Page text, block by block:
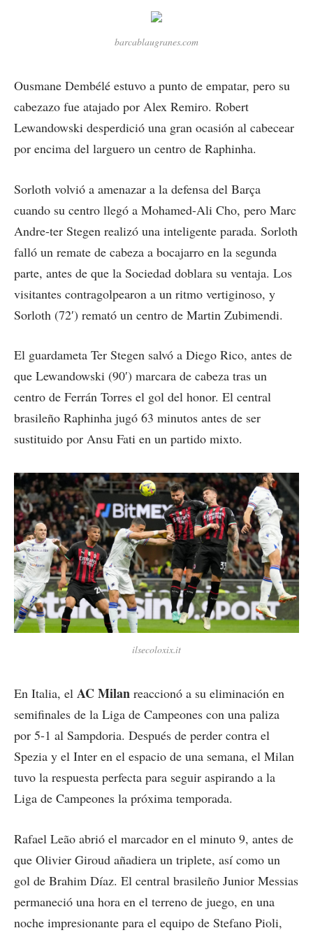
barcablaugranes.com
Ousmane Dembélé estuvo a punto de empatar, pero su
cabezazo fue atajado por Alex Remiro. Robert
Lewandowski desperdició una gran ocasión al cabecear
por encima del larguero un centro de Raphinha.
Sorloth volvió a amenazar a la defensa del Barça
cuando su centro llegó a Mohamed-Ali Cho, pero Marc
Andre-ter Stegen realizó una inteligente parada. Sorloth
falló un remate de cabeza a bocajarro en la segunda
parte, antes de que la Sociedad doblara su ventaja. Los
visitantes contragolpearon a un ritmo vertiginoso, y
Sorloth (72′) remató un centro de Martin Zubimendi.
El guardameta Ter Stegen salvó a Diego Rico, antes de
que Lewandowski (90′) marcara de cabeza tras un
centro de Ferrán Torres el gol del honor. El central
brasileño Raphinha jugó 63 minutos antes de ser
sustituido por Ansu Fati en un partido mixto.
ilsecoloxix.it
En Italia, el AC Milan reaccionó a su eliminación en
semifinales de la Liga de Campeones con una paliza
por 5-1 al Sampdoria. Después de perder contra el
Spezia y el Inter en el espacio de una semana, el Milan
tuvo la respuesta perfecta para seguir aspirando a la
Liga de Campeones la próxima temporada.
Rafael Leão abrió el marcador en el minuto 9, antes de
que Olivier Giroud añadiera un triplete, así como un
gol de Brahim Díaz. El central brasileño Junior Messias
permaneció una hora en el terreno de juego, en una
noche impresionante para el equipo de Stefano Pioli,